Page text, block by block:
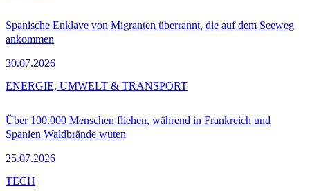
Spanische Enklave von Migranten überrannt, die auf dem Seeweg
ankommen
30.07.2026
Über 100.000 Menschen fliehen, während in Frankreich und
Spanien Waldbrände wüten
25.07.2026
ENERGIE, UMWELT & TRANSPORT
TECH